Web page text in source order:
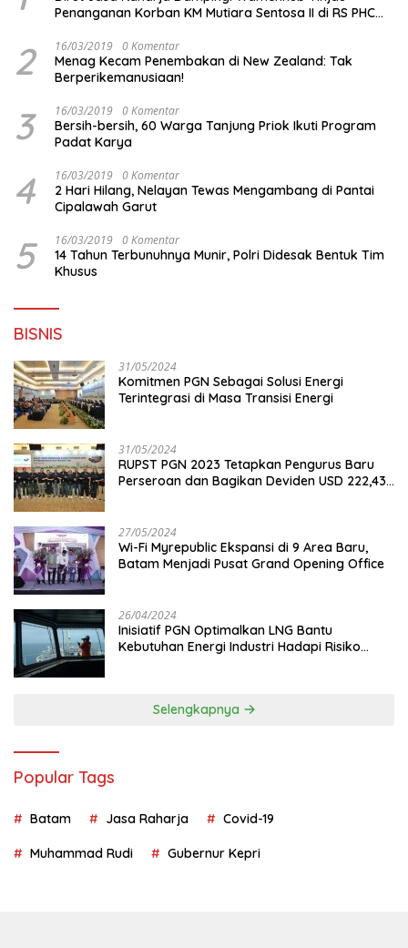
Penanganan Korban KM Mutiara Sentosa II di RS PHC
2 16/03/2019 0 Komentar
Menag Kecam Penembakan di New Zealand: Tak
Berperikemanusiaan!
3 16/03/2019 0 Komentar
Bersih-bersih, 60 Warga Tanjung Priok Ikuti Program
Padat Karya
4 16/03/2019 0 Komentar
2 Hari Hilang, Nelayan Tewas Mengambang di Pantai
Cipalawah Garut
5 16/03/2019 0 Komentar
14 Tahun Terbunuhnya Munir, Polri Didesak Bentuk Tim
Khusus
BISNIS
31/05/2024
Komitmen PGN Sebagai Solusi Energi
Terintegrasi di Masa Transisi Energi
31/05/2024
RUPST PGN 2023 Tetapkan Pengurus Baru
Perseroan dan Bagikan Deviden USD 222,43
27/05/2024
Wi-Fi Myrepublic Ekspansi di 9 Area Baru,
Batam Menjadi Pusat Grand Opening Office
26/04/2024
Inisiatif PGN Optimalkan LNG Bantu
Kebutuhan Energi Industri Hadapi Risiko
Selengkapnya
Popular Tags
Batam Jasa Raharja Covid-19
Muhammad Rudi Gubernur Kepri